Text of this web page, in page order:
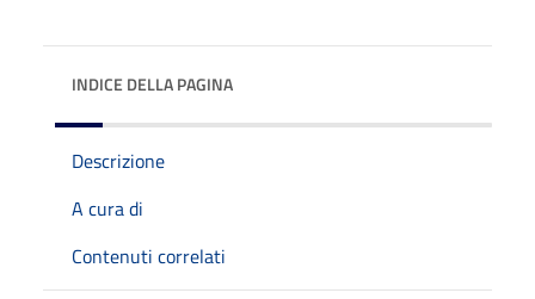
INDICE DELLA PAGINA
Descrizione
A cura di
Contenuti correlati